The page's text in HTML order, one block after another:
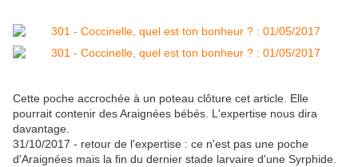
Cette poche accrochée à un poteau clôture cet article. Elle
pourrait contenir des Araignées bébés. L'expertise nous dira
davantage.
31/10/2017 - retour de l'expertise : ce n'est pas une poche
d'Araignées mais la fin du dernier stade larvaire d'une Syrphide.